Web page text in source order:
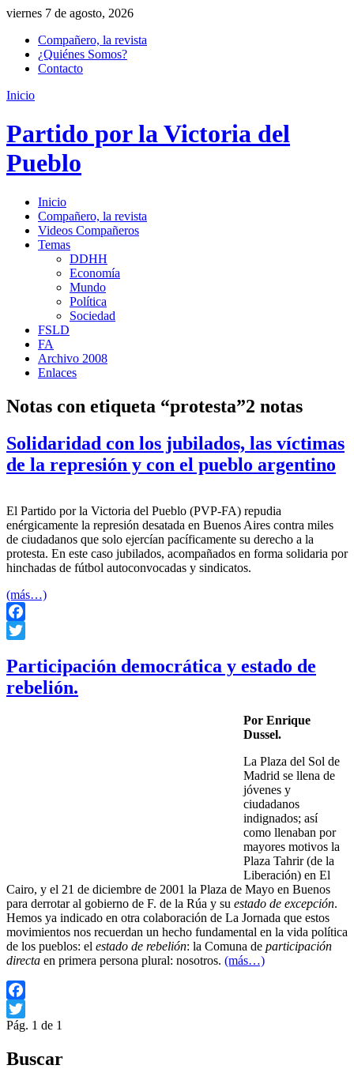
viernes 7 de agosto, 2026
Compañero, la revista
¿Quiénes Somos?
Contacto
Inicio
Partido por la Victoria del
Pueblo
Inicio
Compañero, la revista
Videos Compañeros
Temas
DDHH
Economía
Mundo
Política
Sociedad
FSLD
FA
Archivo 2008
Enlaces
Notas con etiqueta “protesta”2 notas
Solidaridad con los jubilados, las víctimas
de la represión y con el pueblo argentino
El Partido por la Victoria del Pueblo (PVP-FA) repudia
enérgicamente la represión desatada en Buenos Aires contra miles
de ciudadanos que solo ejercían pacíficamente su derecho a la
protesta. En este caso jubilados, acompañados en forma solidaria por
hinchadas de fútbol autoconvocadas y sindicatos.
(más…)
Facebook
Participación democrática y estado de
rebelión.
Por Enrique
Dussel.
La Plaza del Sol de
Madrid se llena de
jóvenes y
ciudadanos
indignados; así
como llenaban por
mayores motivos la
Plaza Tahrir (de la
Liberación) en El
Cairo, y el 21 de diciembre de 2001 la Plaza de Mayo en Buenos
para derrotar al gobierno de F. de la Rúa y su estado de excepción.
Hemos ya indicado en otra colaboración de La Jornada que estos
movimientos nos recuerdan un hecho fundamental en la vida política
de los pueblos: el estado de rebelión: la Comuna de participación
directa en primera persona plural: nosotros. (más…)
Facebook
Twitter
Pág. 1 de 1
Buscar